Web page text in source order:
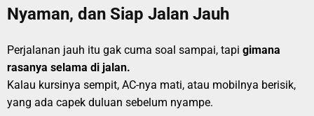
Nyaman, dan Siap Jalan Jauh
Perjalanan jauh itu gak cuma soal sampai, tapi gimana
rasanya selama di jalan.
Kalau kursinya sempit, AC-nya mati, atau mobilnya berisik,
yang ada capek duluan sebelum nyampe.